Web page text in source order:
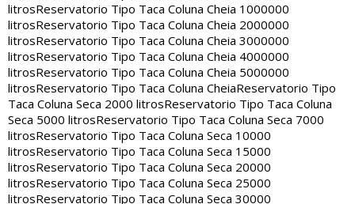
litrosReservatorio Tipo Taca Coluna Cheia 1000000
litrosReservatorio Tipo Taca Coluna Cheia 2000000
litrosReservatorio Tipo Taca Coluna Cheia 3000000
litrosReservatorio Tipo Taca Coluna Cheia 4000000
litrosReservatorio Tipo Taca Coluna Cheia 5000000
litrosReservatorio Tipo Taca Coluna CheiaReservatorio Tipo
Taca Coluna Seca 2000 litrosReservatorio Tipo Taca Coluna
Seca 5000 litrosReservatorio Tipo Taca Coluna Seca 7000
litrosReservatorio Tipo Taca Coluna Seca 10000
litrosReservatorio Tipo Taca Coluna Seca 15000
litrosReservatorio Tipo Taca Coluna Seca 20000
litrosReservatorio Tipo Taca Coluna Seca 25000
litrosReservatorio Tipo Taca Coluna Seca 30000